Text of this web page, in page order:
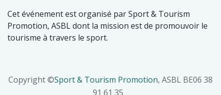
Cet événement est organisé par Sport & Tourism
Promotion, ASBL dont la mission est de promouvoir le
tourisme à travers le sport.
Copyright ©Sport & Tourism Promotion, ASBL BE06 38
91 61 35